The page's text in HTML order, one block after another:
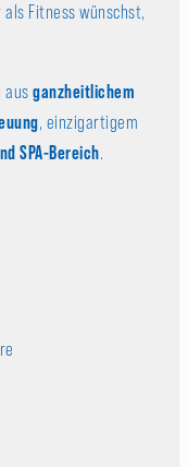
Fitness wünschst,
aus ganzheitlichem
, einzigartigem
SPA-Bereich.